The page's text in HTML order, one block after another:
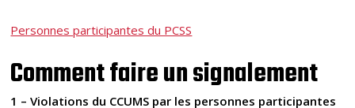
Personnes participantes du PCSS
Comment faire un signalement
1 – Violations du CCUMS par les personnes participantes